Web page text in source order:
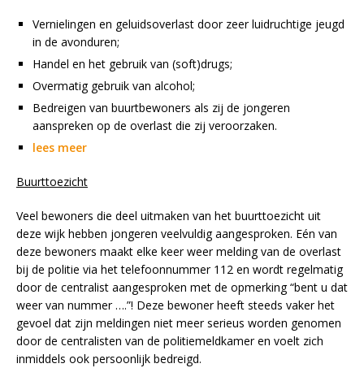
Vernielingen en geluidsoverlast door zeer luidruchtige jeugd
in de avonduren;
Handel en het gebruik van (soft)drugs;
Overmatig gebruik van alcohol;
Bedreigen van buurtbewoners als zij de jongeren
aanspreken op de overlast die zij veroorzaken.
lees meer
Buurttoezicht
Veel bewoners die deel uitmaken van het buurttoezicht uit
deze wijk hebben jongeren veelvuldig aangesproken. Eén van
deze bewoners maakt elke keer weer melding van de overlast
bij de politie via het telefoonnummer 112 en wordt regelmatig
door de centralist aangesproken met de opmerking “bent u dat
weer van nummer ….”! Deze bewoner heeft steeds vaker het
gevoel dat zijn meldingen niet meer serieus worden genomen
door de centralisten van de politiemeldkamer en voelt zich
inmiddels ook persoonlijk bedreigd.